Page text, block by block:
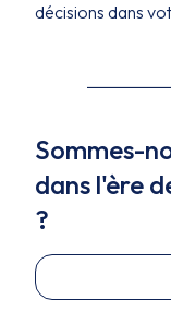
décisions dans
Sommes-
dans l'ère
?